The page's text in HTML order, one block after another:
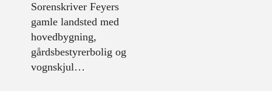
Sorenskriver Feyers
gamle landsted med
hovedbygning,
gårdsbestyrerbolig og
vognskjul…